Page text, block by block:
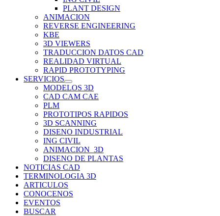
PLANT DESIGN
ANIMACION
REVERSE ENGINEERING
KBE
3D VIEWERS
TRADUCCION DATOS CAD
REALIDAD VIRTUAL
RAPID PROTOTYPING
SERVICIOS
MODELOS 3D
CAD CAM CAE
PLM
PROTOTIPOS RAPIDOS
3D SCANNING
DISENO INDUSTRIAL
ING CIVIL
ANIMACION_3D
DISENO DE PLANTAS
NOTICIAS CAD
TERMINOLOGIA 3D
ARTICULOS
CONOCENOS
EVENTOS
BUSCAR